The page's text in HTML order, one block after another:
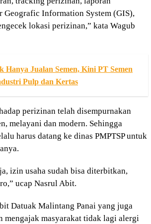
Geografic Information System (GIS),
lokasi perizinan,” kata Wagub
Hanya Jualan Semen, Kini PT Semen
Pulp dan Kertas
perizinan telah disempurnakan
melayani dan modern. Sehingga
harus datang ke dinas PMPTSP untuk
izin usaha sudah bisa diterbitkan,
ucap Nasrul Abit.
Datuak Malintang Panai yang juga
mengajak masyarakat tidak lagi alergi